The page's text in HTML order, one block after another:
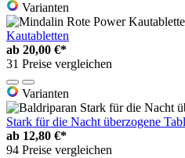
Varianten
Kautabletten
ab 20,00 €*
31 Preise vergleichen
Varianten
Stark für die Nacht überzogene
ab 12,80 €*
94 Preise vergleichen